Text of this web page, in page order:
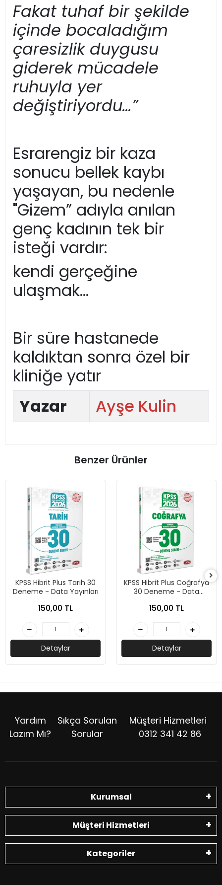
Fakat tuhaf bir şekilde
içinde bocaladığım
çaresizlik duygusu
giderek mücadele
ruhuyla yer
değiştiriyordu…”
Esrarengiz bir kaza
sonucu bellek kaybı
yaşayan, bu nedenle
"Gizem” adıyla anılan
genç kadının tek bir
isteği vardır:
kendi gerçeğine
ulaşmak…
Bir süre hastanede
kaldıktan sonra özel bir
kliniğe yatır
Yazar
Ayşe Kulin
Benzer Ürünler
KPSS Hibrit Plus Tarih 30
Deneme - Data Yayınları
150,00 TL
Detaylar
KPSS Hibrit Plus Coğrafya
30 Deneme - Data
150,00 TL
Detaylar
Yardım
Lazım Mı?
Sıkça Sorulan
Sorular
Müşteri Hizmetleri
0312 341 42 86
Kurumsal
Müşteri Hizmetleri
Kategoriler